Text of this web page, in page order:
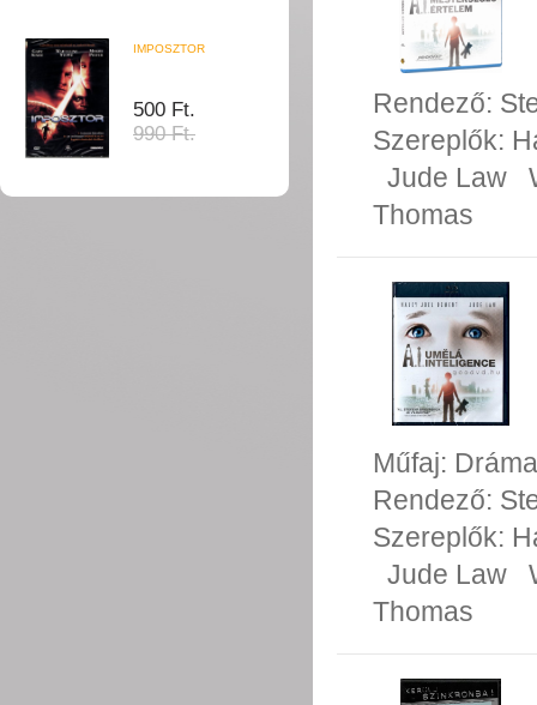
IMPOSZTOR
500 Ft.
990 Ft.
Rendező:
Szereplők:
Jude Law
Thomas
Műfaj: Dráma
Rendező:
Szereplők:
Jude Law
Thomas